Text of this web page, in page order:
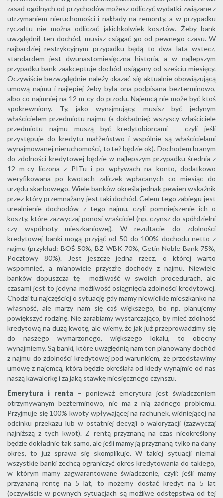
zasad ogólnych od przychodów możesz odliczyć wydatki związane z
utrzymaniem nieruchomości i nakłady na remonty, a w przypadku
ryczałtu nie można odliczać jakichkolwiek kosztów. Żeby bank
uwzględnił ten dochód, musisz osiągać go od pewnego czasu. W
najbardziej restrykcyjnym przypadku będą to dwa lata wstecz,
standardem jest dwunastomiesięczna historia, a w najlepszym
przypadku bank zaakceptuje dochód osiągany od sześciu miesięcy.
Oczywiście bezwzględnie należy okazać się aktualnie obowiązującą
umową najmu i najlepiej żeby była ona podpisana bezterminowo,
albo co najmniej na 12 m-cy do przodu. Najemcą nie może być ktoś
spokrewniony. Ty, jako wynajmujący, musisz być jedynym
właścicielem przedmiotu najmu (a dokładniej: wszyscy właściciele
przedmiotu najmu muszą być kredytobiorcami – czyli jeśli
przystępuje do kredytu małżeństwo i wspólnie są właścicielami
wynajmowanej nieruchomości, to też będzie ok). Dochodem branym
do zdolności kredytowej będzie w najlepszym przypadku średnia z
12 m-cy liczona z PITu i po wpływach na konto, dodatkowo
weryfikowana po kwotach zaliczek wpłacanych co miesiąc do
urzędu skarbowego. Wiele banków określa jednak pewien wskaźnik
przez który przemnażany jest taki dochód. Celem tego zabiegu jest
urealnienie dochodów z tego najmu, czyli pomniejszenie ich o
koszty, które zazwyczaj ponosi właściciel (np. czynsz do spółdzielni
czy wspólnoty mieszkaniowej). W rezultacie do zdolności
kredytowej banki mogą przyjąć od 50 do 100% dochodu netto z
najmu (przykład: BOŚ 50%, BZ WBK 70%, Getin Noble Bank 75%,
Pocztowy 80%). Jest jeszcze jedna rzecz, o której warto
wspomnieć, a mianowicie przyszłe dochody z najmu. Niewiele
banków dopuszcza tę możliwość w swoich procedurach, ale
czasami jest to jedyna możliwość osiągnięcia zdolności kredytowej.
Chodzi tu najczęściej o sytuację gdy mamy niewielkie mieszkanko na
własność, ale marzy nam się coś większego, bo np. planujemy
powiększyć rodzinę. Nie zarabiamy wystarczająco, by mieć zdolność
kredytową na dużą kwotę, ale wiemy, że jak już przeprowadzimy się
do naszego wymarzonego, większego lokalu, to obecny
wynajmiemy. Są banki, które uwzględnią nam ten planowany dochód
z najmu do zdolności kredytowej pod warunkiem, że przedstawimy
umowę z najemcą, która będzie określała od kiedy wynajmie od nas
naszą kawalerkę i za jaką stawkę miesięcznego czynszu.
Emerytura i renta– ponieważ emerytura jest świadczeniem
otrzymywanym bezterminowo, nie ma z nią żadnego problemu.
Przyjmuje się 100% kwoty wpływającej na rachunek, widniejącej na
odcinku przekazu lub w ostatniej decyzji o waloryzacji (zazwyczaj
najniższą z tych kwot). Z rentą przyznaną na czas nieokreślony
będzie dokładnie tak samo, ale jeśli mamy ją przyznaną tylko na dany
okres, to już sprawa się skomplikuje. W takiej sytuacji niemal
wszystkie banki zechcą ograniczyć okres kredytowania do takiego,
w którym mamy zagwarantowane świadczenie, czyli: jeśli mamy
przyznaną rentę na 5 lat, to możemy dostać kredyt na 5 lat
(oczywiście w pewnych sytuacjach są możliwe odstępstwa od tej